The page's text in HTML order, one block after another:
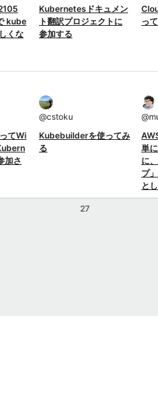
kube
くな
Kubernetesドキュメン
ト翻訳プロジェクトに
参加する
っ
てWi
加さ
@cstoku
Kubebuilderを使ってみ
る
@
単
に
プ
と
27